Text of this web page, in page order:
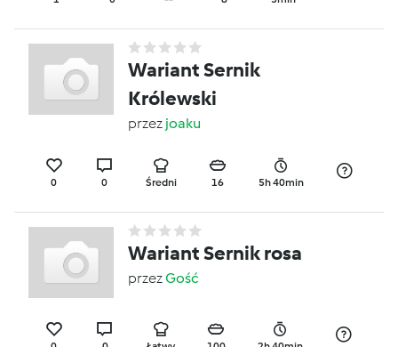
Wariant Sernik
Królewski
przez joaku
0 0 Średni 16 5h 40min
Wariant Sernik rosa
przezGość